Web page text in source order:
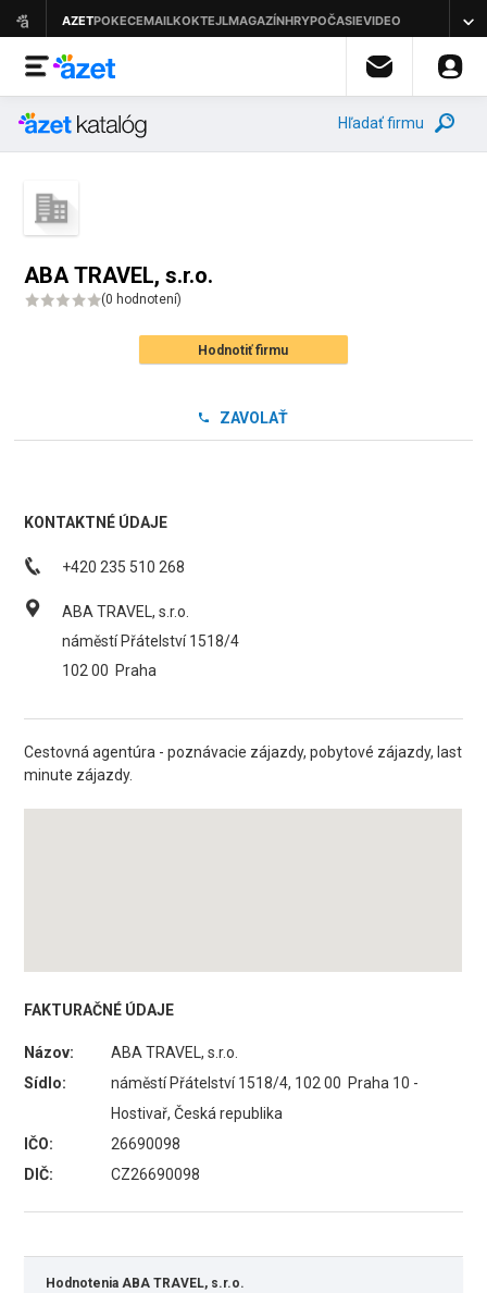
Hľadať firmu
ABA TRAVEL, s.r.o.
(0 hodnotení)
Hodnotiť firmu
ZAVOLAŤ
KONTAKTNÉ ÚDAJE
+420 235 510 268
ABA TRAVEL, s.r.o.
náměstí Přátelství 1518/4
102 00 Praha
Cestovná agentúra - poznávacie zájazdy, pobytové zájazdy, last
minute zájazdy.
FAKTURAČNÉ ÚDAJE
Názov:
ABA TRAVEL, s.r.o.
Sídlo:
náměstí Přátelství 1518/4, 102 00 Praha 10 -
Hostivař, Česká republika
IČO:
26690098
DIČ:
CZ26690098
Hodnotenia ABA TRAVEL, s.r.o.